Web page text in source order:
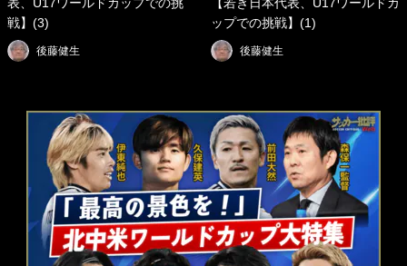
戦】(3)
後藤健生
ップでの挑戦】(1)
後藤健生